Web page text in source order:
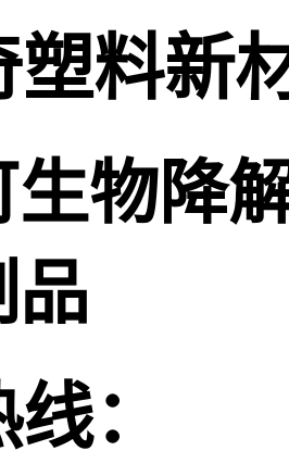
塑料新
生物降
品
：